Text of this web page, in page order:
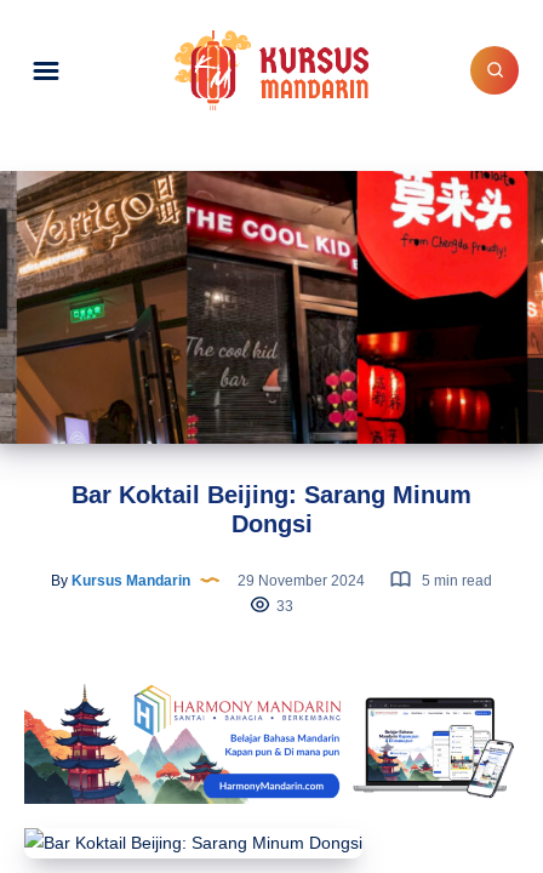
Bar Koktail Beijing: Sarang Minum
Dongsi
By Kursus Mandarin 29 November 2024
5 min read
33